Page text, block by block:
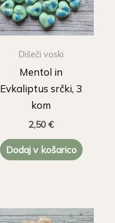
Dišeči voski
Mentol in
Evkaliptus srčki, 3
kom
2,50€
Dodaj v košarico